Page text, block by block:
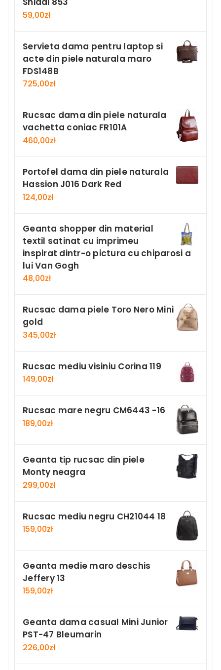
59,00zł
Servieta dama pentru laptop si
acte din piele naturala maro
FDS148B
725,00zł
Rucsac dama din piele naturala
vachetta coniac FR101A
460,00zł
Portofel dama din piele naturala
Hassion J016 Dark Red
124,00zł
Geanta shopper din material
textil satinat cu imprimeu
inspirat dintr-o pictura cu chiparosi a
lui Van Gogh
48,00zł
Rucsac dama piele Toro Nero Mini
gold
345,00zł
Rucsac mediu visiniu Corina 119
149,00zł
Rucsac mare negru CM6443 -16
189,00zł
Geanta tip rucsac din piele
Monty neagra
299,00zł
Rucsac mediu negru CH21044 18
159,00zł
Geanta medie maro deschis
Jeffery 13
159,00zł
Geanta dama casual Mini Junior
PST-47 Bleumarin
226,00zł